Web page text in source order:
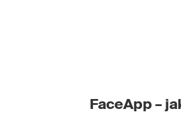
FaceApp –